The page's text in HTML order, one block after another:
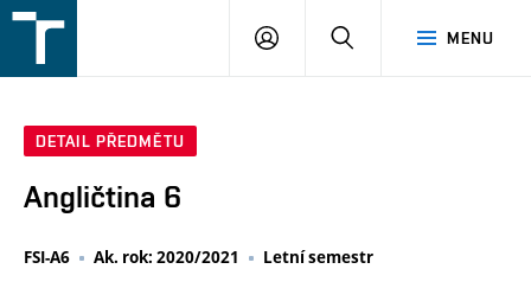
v
MENU
PŘIHLÁŠENÍ
DETAIL PŘEDMĚTU
Angličtina 6
FSI-A6 Ak. rok: 2020/2021 Letní semestr